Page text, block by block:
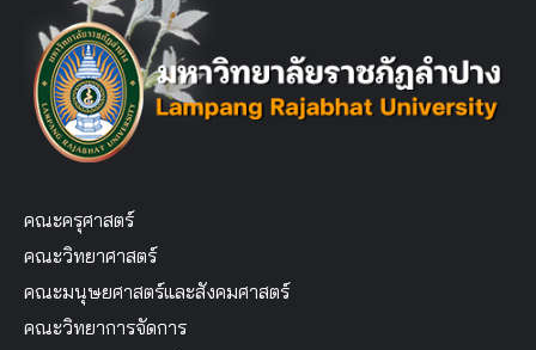
คณะครุศาสตร์
คณะวิทยาศาสตร์
คณะมนุษยศาสตร์และสังคมศาสตร์
คณะวิทยาการจัดการ